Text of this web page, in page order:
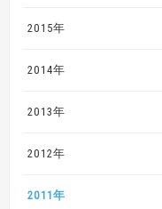
2015年
2014年
2013年
2012年
2011年